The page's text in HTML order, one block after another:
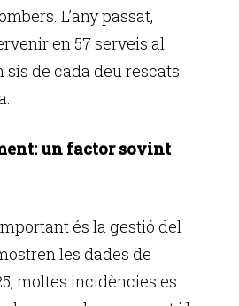
L’any passat,
en 57 serveis al
sis de cada deu rescats
un factor sovint
és la gestió del
les dades de
moltes incidències es